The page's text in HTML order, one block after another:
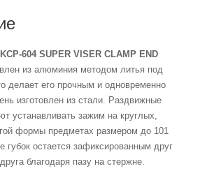
604 SUPER VISER CLAMP END
из алюминия методом литья под
делает его прочным и одновременно
изготовлен из стали. Раздвижные
устанавливать зажим на круглых,
формы предметах размером до 101
губок остается зафиксированным друг
благодаря пазу на стержне.